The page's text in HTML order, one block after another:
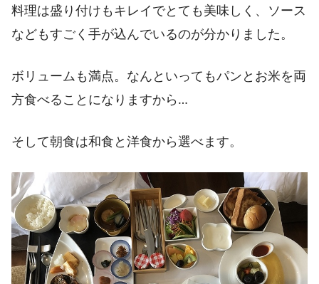
料理は盛り付けもキレイでとても美味しく、ソース
などもすごく手が込んでいるのが分かりました。
ボリュームも満点。なんといってもパンとお米を両
方食べることになりますから…
そして朝食は和食と洋食から選べます。